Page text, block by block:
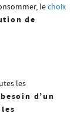
lechoix
de
les
besoin d’un